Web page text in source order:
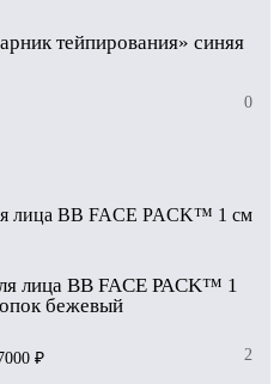
тейпирования» синяя
0
лица BB FACE PACK™ 1
бежевый
₽ 2